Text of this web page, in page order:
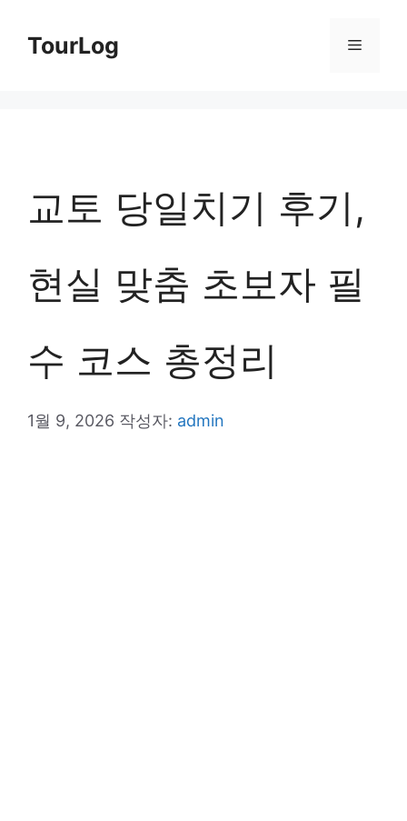
TourLog 메
교토 당일치기 후기,
현실 맞춤 초보자 필
수 코스 총정리
1월 9, 2026 작성자: admin